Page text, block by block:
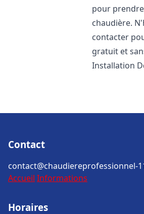
pour
chaudière.
contacter
gratuit et
Installation
Contact
contact@chaudiereprofessionnel-
Accueil Informations
Horaires